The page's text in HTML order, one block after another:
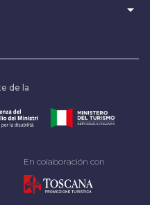
arrow_drop_down
de la
En colaboración con